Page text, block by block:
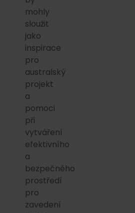
mohly
sloužit
jako
inspirace
pro
australský
projekt
a
pomoci
při
vytváření
efektivního
a
bezpečného
prostředí
pro
zavedení